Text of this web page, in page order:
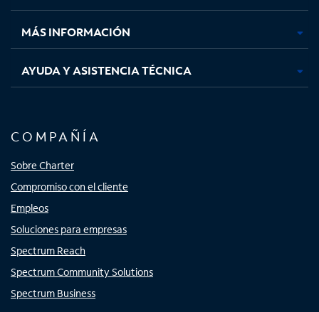
nuevanuevanuevanueva
MÁS INFORMACIÓN
AYUDA Y ASISTENCIA TÉCNICA
COMPAÑÍA
Sobre Charter
Compromiso con el cliente
Empleos
Soluciones para empresas
Spectrum Reach
Spectrum Community Solutions
Spectrum Business